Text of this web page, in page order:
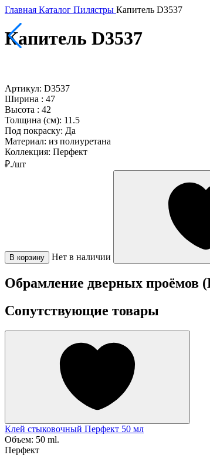
Главная Каталог Пилястры Капитель D3537
Капитель D3537
Артикул: D3537
Ширина : 47
Высота : 42
Толщина (см): 11.5
Под покраску: Да
Материал: из полиуретана
Коллекция: Перфект
₽./шт
В корзину Нет в наличии
Обрамление дверных проёмов
Сопутствующие товары
Клей стыковочный Перфект 50 мл
Объем: 50 ml.
Перфект